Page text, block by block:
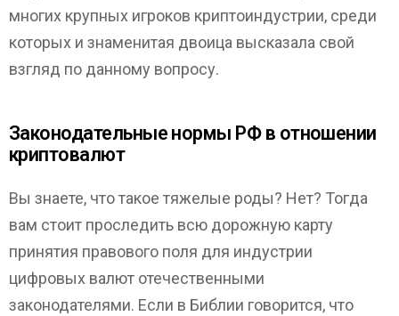
многих крупных игроков криптоиндустрии, среди
которых и знаменитая двоица высказала свой
взгляд по данному вопросу.
Законодательные нормы РФ в отношении
криптовалют
Вы знаете, что такое тяжелые роды? Нет? Тогда
вам стоит проследить всю дорожную карту
принятия правового поля для индустрии
цифровых валют отечественными
законодателями. Если в Библии говорится, что